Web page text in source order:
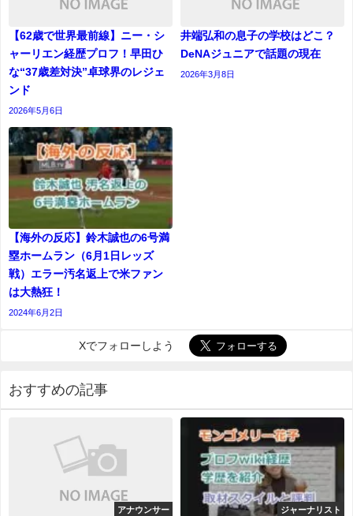
【62歳で世界最前線】ニー・シ
ャーリエン経歴プロフ！早田ひ
な“37歳差対決”卓球界のレジェ
ンド
2026年5月6日
井端弘和の息子の学校はどこ？
DeNAジュニアで話題の現在
2026年3月8日
【海外の反応】鈴木誠也の6号満
塁ホームラン（6月1日レッズ
戦）エラー汚名返上で米ファン
は大熱狂！
2024年6月2日
Xでフォローしよう
おすすめの記事
アナウンサー ジャーナリスト